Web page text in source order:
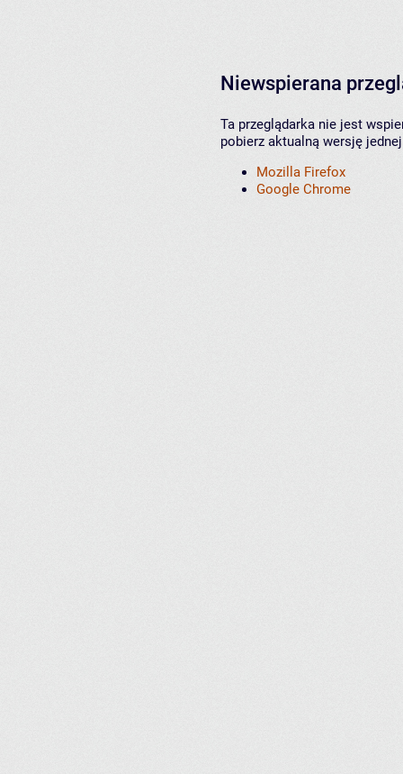
Niewspierana
Ta przeglądarka nie jest
pobierz aktualną wersję
Mozilla Firefox
Google Chrome